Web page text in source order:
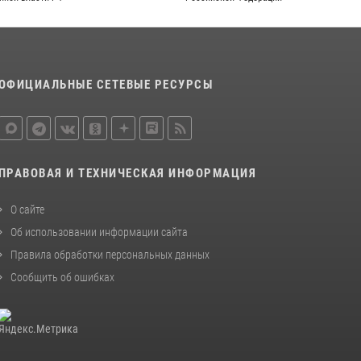
злоумышленников, напавших на бригаду
14 июля 2026, 12:20
конференция по обобщению боевого опыта
СЕТЕВЫЕ РЕСУРСЫ
ПРАВОВАЯ И ТЕХНИЧЕСКАЯ ИНФОРМАЦИЯ
О сайте
Об использовании информации сайта
Правила обработки персональных данных
Сообщить об ошибках